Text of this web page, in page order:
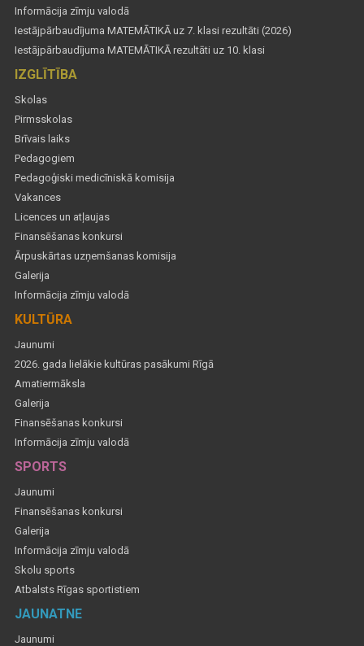
Informācija zīmju valodā
Iestājpārbaudījuma MATEMĀTIKĀ uz 7. klasi rezultāti (2026)
Iestājpārbaudījuma MATEMĀTIKĀ rezultāti uz 10. klasi
IZGLĪTĪBA
Skolas
Pirmsskolas
Brīvais laiks
Pedagogiem
Pedagoģiski medicīniskā komisija
Vakances
Licences un atļaujas
Finansēšanas konkursi
Ārpuskārtas uzņemšanas komisija
Galerija
Informācija zīmju valodā
KULTŪRA
Jaunumi
2026. gada lielākie kultūras pasākumi Rīgā
Amatiermāksla
Galerija
Finansēšanas konkursi
Informācija zīmju valodā
SPORTS
Jaunumi
Finansēšanas konkursi
Galerija
Informācija zīmju valodā
Skolu sports
Atbalsts Rīgas sportistiem
JAUNATNE
Jaunumi